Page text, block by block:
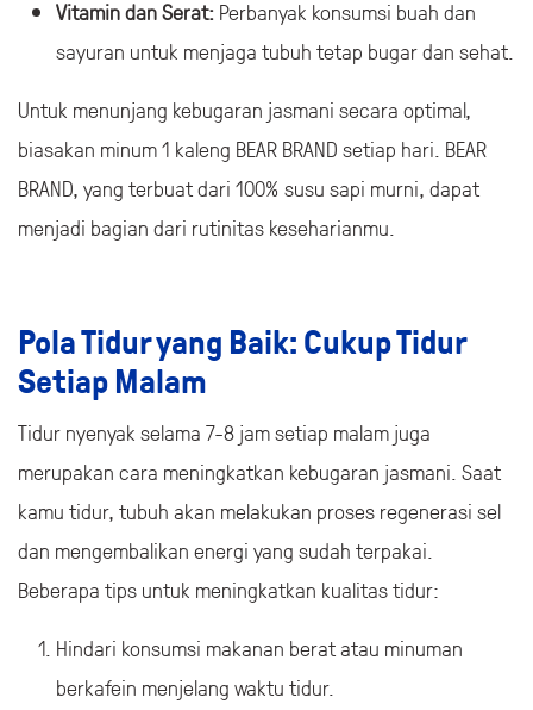
Vitamin dan Serat: Perbanyak konsumsi buah dan
sayuran untuk menjaga tubuh tetap bugar dan sehat.
Untuk menunjang kebugaran jasmani secara optimal,
biasakan minum 1 kaleng BEAR BRAND setiap hari. BEAR
BRAND, yang terbuat dari 100% susu sapi murni, dapat
menjadi bagian dari rutinitas keseharianmu.
Pola Tidur yang Baik: Cukup Tidur
Setiap Malam
Tidur nyenyak selama 7-8 jam setiap malam juga
merupakan cara meningkatkan kebugaran jasmani. Saat
kamu tidur, tubuh akan melakukan proses regenerasi sel
dan mengembalikan energi yang sudah terpakai.
Beberapa tips untuk meningkatkan kualitas tidur:
Hindari konsumsi makanan berat atau minuman
berkafein menjelang waktu tidur.